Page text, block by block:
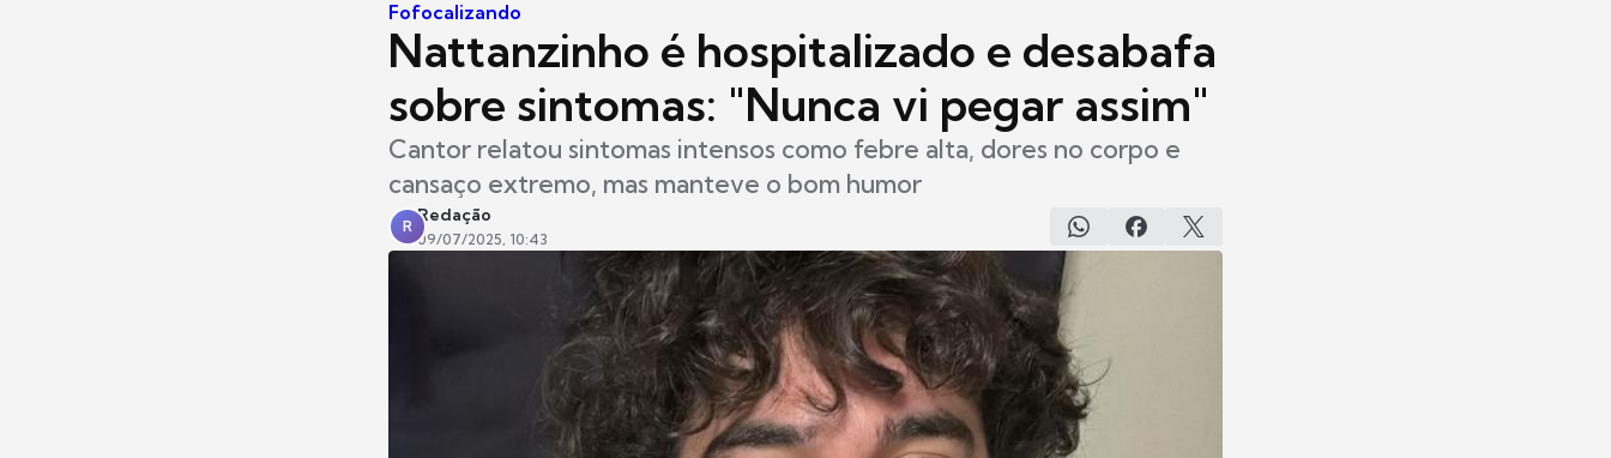
Fofocalizando
Nattanzinho é hospitalizado e desabafa
sobre sintomas: "Nunca vi pegar assim"
Cantor relatou sintomas intensos como febre alta, dores no corpo e
cansaço extremo, mas manteve o bom humor
R
Redação
09/07/2025, 10:43